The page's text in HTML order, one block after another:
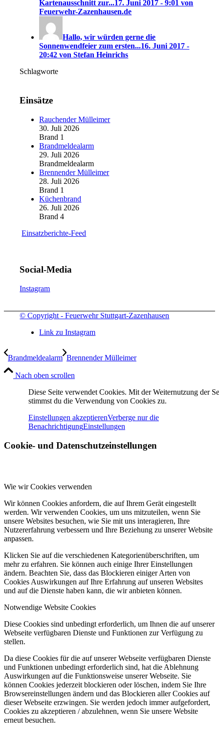
Kartenausschnitt zur...17. Juni 2017 - 9:01 von
Feuerwehr-Zazenhausen.de
Hallo, wir würden gerne die
Sonnenwendfeier zum ersten...16. Juni 2017 -
20:42 von Stefan Heinrichs
Schlagworte
Einsätze
Rauchender Mülleimer
30. Juli 2026
Brand 1
Brandmeldealarm
29. Juli 2026
Brandmeldealarm
Brennender Mülleimer
28. Juli 2026
Brand 1
Küchenbrand
26. Juli 2026
Brand 4
Einsatzberichte-Feed
Social-Media
Instagram
© Copyright - Feuerwehr Stuttgart-Zazenhausen
Link zu Instagram
Brandmeldealarm Brennender Mülleimer
Nach oben scrollen
Diese Seite verwendet Cookies. Mit der Weiternutzung der
stimmst du die Verwendung von Cookies zu.
Einstellungen akzeptierenVerberge nur die
BenachrichtigungEinstellungen
Cookie- und Datenschutzeinstellungen
Wie wir Cookies verwenden
Wir können Cookies anfordern, die auf Ihrem Gerät eingestellt
werden. Wir verwenden Cookies, um uns mitzuteilen, wenn Sie
unsere Websites besuchen, wie Sie mit uns interagieren, Ihre
Nutzererfahrung verbessern und Ihre Beziehung zu unserer Website
anpassen.
Klicken Sie auf die verschiedenen Kategorienüberschriften, um
mehr zu erfahren. Sie können auch einige Ihrer Einstellungen
ändern. Beachten Sie, dass das Blockieren einiger Arten von
Cookies Auswirkungen auf Ihre Erfahrung auf unseren Websites
und auf die Dienste haben kann, die wir anbieten können.
Notwendige Website Cookies
Diese Cookies sind unbedingt erforderlich, um Ihnen die auf unserer
Webseite verfügbaren Dienste und Funktionen zur Verfügung zu
stellen.
Da diese Cookies für die auf unserer Webseite verfügbaren Dienste
und Funktionen unbedingt erforderlich sind, hat die Ablehnung
Auswirkungen auf die Funktionsweise unserer Webseite. Sie
können Cookies jederzeit blockieren oder löschen, indem Sie Ihre
Browsereinstellungen ändern und das Blockieren aller Cookies auf
dieser Webseite erzwingen. Sie werden jedoch immer aufgefordert,
Cookies zu akzeptieren / abzulehnen, wenn Sie unsere Website
erneut besuchen.